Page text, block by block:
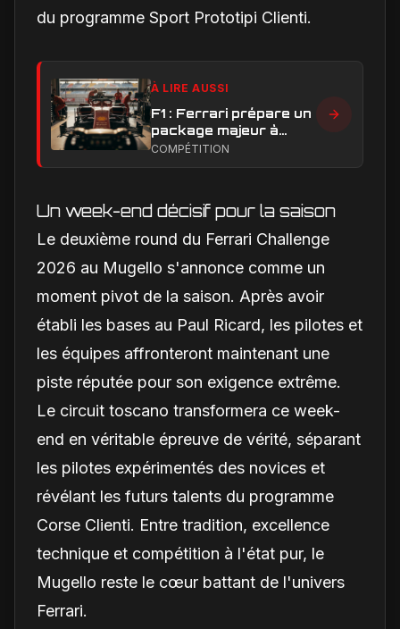
du programme Sport Prototipi Clienti.
À LIRE AUSSI
F1 : Ferrari prépare un
package majeur à
Barcelone, un test
COMPÉTITION
Un week-end décisif pour la saison
Le deuxième round du Ferrari Challenge
2026 au Mugello s'annonce comme un
moment pivot de la saison. Après avoir
établi les bases au Paul Ricard, les pilotes et
les équipes affronteront maintenant une
piste réputée pour son exigence extrême.
Le circuit toscano transformera ce week-
end en véritable épreuve de vérité, séparant
les pilotes expérimentés des novices et
révélant les futurs talents du programme
Corse Clienti. Entre tradition, excellence
technique et compétition à l'état pur, le
Mugello reste le cœur battant de l'univers
Ferrari.